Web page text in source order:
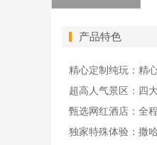
产品特色
精心定制纯玩：精
超高人气景区：四
甄选网红酒店：全
独家特殊体验：撒